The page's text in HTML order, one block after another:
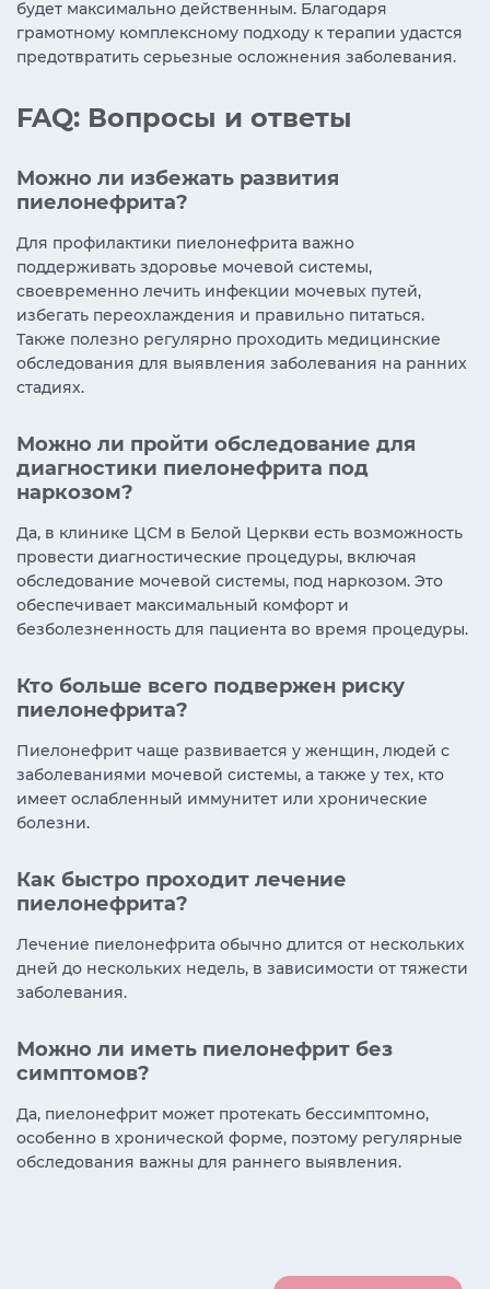
будет максимально действенным. Благодаря
грамотному комплексному подходу к терапии удастся
предотвратить серьезные осложнения заболевания.
FAQ: Вопросы и ответы
Можно ли избежать развития
пиелонефрита?
Для профилактики пиелонефрита важно
поддерживать здоровье мочевой системы,
своевременно лечить инфекции мочевых путей,
избегать переохлаждения и правильно питаться.
Также полезно регулярно проходить медицинские
обследования для выявления заболевания на ранних
стадиях.
Можно ли пройти обследование для
диагностики пиелонефрита под
наркозом?
Да, в клинике ЦСМ в Белой Церкви есть возможность
провести диагностические процедуры, включая
обследование мочевой системы, под наркозом. Это
обеспечивает максимальный комфорт и
безболезненность для пациента во время процедуры.
Кто больше всего подвержен риску
пиелонефрита?
Пиелонефрит чаще развивается у женщин, людей с
заболеваниями мочевой системы, а также у тех, кто
имеет ослабленный иммунитет или хронические
болезни.
Как быстро проходит лечение
пиелонефрита?
Лечение пиелонефрита обычно длится от нескольких
дней до нескольких недель, в зависимости от тяжести
заболевания.
Можно ли иметь пиелонефрит без
симптомов?
Да, пиелонефрит может протекать бессимптомно,
особенно в хронической форме, поэтому регулярные
обследования важны для раннего выявления.